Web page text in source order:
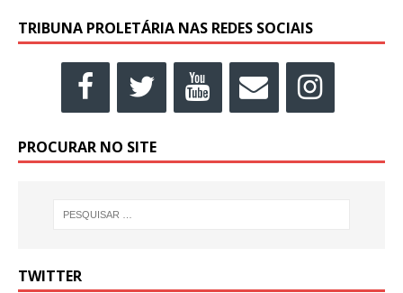
TRIBUNA PROLETÁRIA NAS REDES SOCIAIS
PROCURAR NO SITE
TWITTER